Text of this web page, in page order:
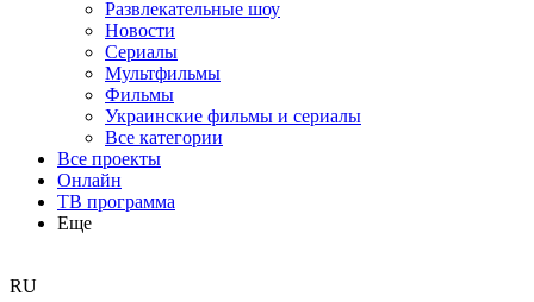
Развлекательные шоу
Новости
Сериалы
Мультфильмы
Фильмы
Украинские фильмы и сериалы
Все категории
Все проекты
Онлайн
ТВ программа
Еще
RU